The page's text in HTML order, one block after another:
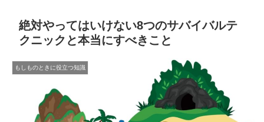
絶対やってはいけない8つのサバイバルテ
クニックと本当にすべきこと
もしものときに役立つ知識